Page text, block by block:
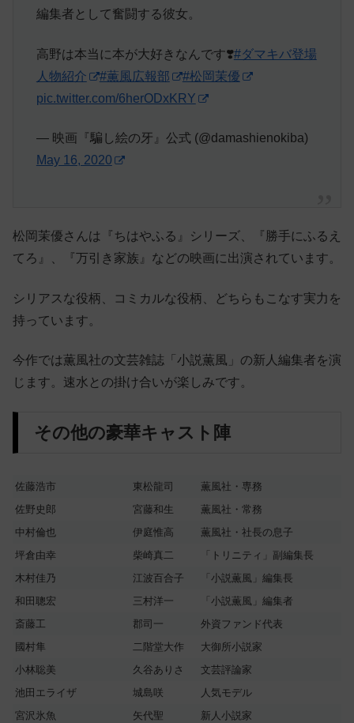
編集者として奮闘する彼女。
高野は本当に本が大好きなんです❣️#ダマキバ登場
人物紹介
#薫風広報部
#松岡茉優
pic.twitter.com/6herODxKRY
— 映画『騙し絵の牙』公式 (@damashienokiba)
May 16, 2020
松岡茉優さんは『ちはやふる』シリーズ、『勝手にふるえ
てろ』、『万引き家族』などの映画に出演されています。
シリアスな役柄、コミカルな役柄、どちらもこなす実力を
持っています。
今作では薫風社の文芸雑誌「小説薫風」の新人編集者を演
じます。速水との掛け合いが楽しみです。
その他の豪華キャスト陣
佐藤浩市 東松龍司
薫風社・専務
佐野史郎
宮藤和生
薫風社・常務
中村倫也
伊庭惟高
薫風社・社長の息子
坪倉由幸
柴崎真二
「トリニティ」副編集長
木村佳乃
江波百合子
「小説薫風」編集長
和田聰宏
三村洋一
「小説薫風」編集者
斎藤工
郡司一
外資ファンド代表
國村隼
二階堂大作
大御所小説家
小林聡美
久谷ありさ
文芸評論家
池田エライザ
城島咲
人気モデル
宮沢氷魚
矢代聖
新人小説家